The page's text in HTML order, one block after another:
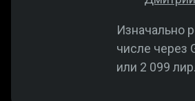
Изначально
числе через
или 2 099